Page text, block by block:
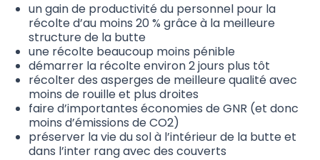
un gain de productivité du personnel pour la
récolte d’au moins 20 % grâce à la meilleure
structure de la butte
une récolte beaucoup moins pénible
démarrer la récolte environ 2 jours plus tôt
récolter des asperges de meilleure qualité avec
moins de rouille et plus droites
faire d’importantes économies de GNR (et donc
moins d’émissions de CO2)
préserver la vie du sol à l’intérieur de la butte et
dans l’inter rang avec des couverts